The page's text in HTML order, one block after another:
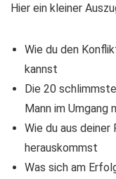
Hier ein kleiner
Wie du den
kannst
Die 20
Mann im Umgang
Wie du aus
herauskommst
Was sich am